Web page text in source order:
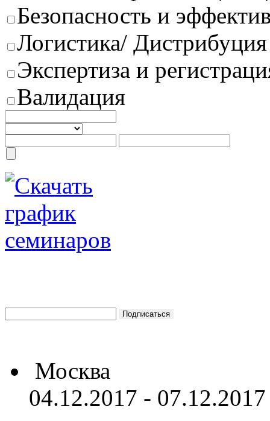
Безопасность и
Логистика/
Экспертиза и
Валидация
Москва
04.12.2017 - 07.12.2017